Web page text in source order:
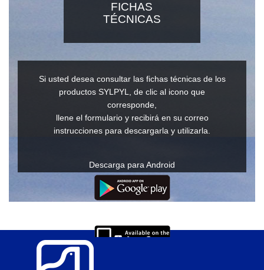
FICHAS
TÉCNICAS
Si usted desea consultar las fichas técnicas de los
productos SYLPYL, de clic al icono que
corresponde,
llene el formulario y recibirá en su correo
instrucciones para descargarla y utilizarla.
Descarga para Android